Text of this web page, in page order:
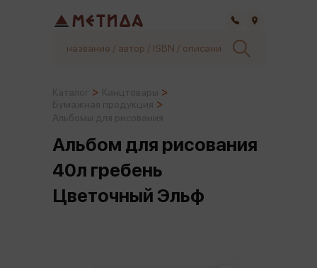
Альбом для рисования
40л гребень
Цветочный Эльф